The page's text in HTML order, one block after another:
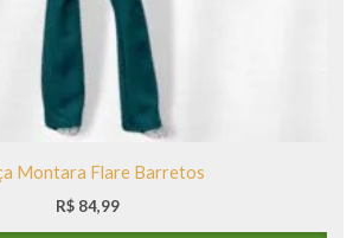
Montara Flare Barretos
R$ 84,99